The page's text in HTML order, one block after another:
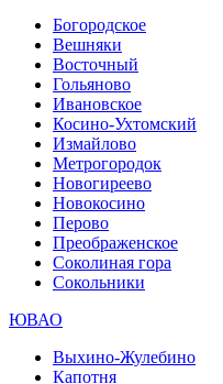
Богородское
Вешняки
Восточный
Гольяново
Ивановское
Косино-Ухтомский
Измайлово
Метрогородок
Новогиреево
Новокосино
Перово
Преображенское
Соколиная гора
Сокольники
ЮВАО
Выхино-Жулебино
Капотня